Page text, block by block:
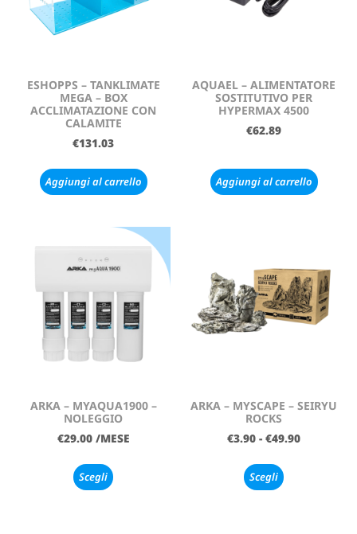
ESHOPPS – TANKLIMATE
MEGA – BOX
ACCLIMATAZIONE CON
CALAMITE
€131.03
Aggiungi al carrello
AQUAEL – ALIMENTATORE
SOSTITUTIVO PER
HYPERMAX 4500
€62.89
Aggiungi al carrello
ARKA – MYAQUA1900 –
NOLEGGIO
€29.00 /MESE
Scegli
ARKA – MYSCAPE – SEIRYU
ROCKS
€3.90 - €49.90
Scegli